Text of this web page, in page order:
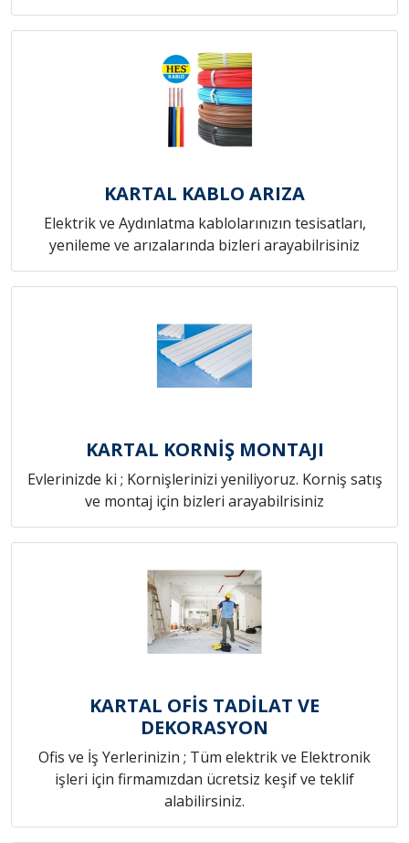
KARTAL KABLO ARIZA
Elektrik ve Aydınlatma kablolarınızın tesisatları,
yenileme ve arızalarında bizleri arayabilrisiniz
KARTAL KORNİŞ MONTAJI
Evlerinizde ki ; Kornişlerinizi yeniliyoruz. Korniş satış
ve montaj için bizleri arayabilrisiniz
KARTAL OFİS TADİLAT VE
DEKORASYON
Ofis ve İş Yerlerinizin ; Tüm elektrik ve Elektronik
işleri için firmamızdan ücretsiz keşif ve teklif
alabilirsiniz.